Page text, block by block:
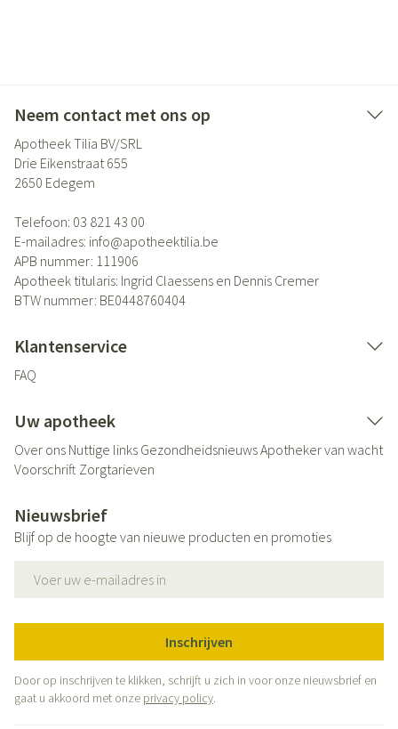
Neem contact met ons op
Apotheek Tilia BV/SRL
Drie Eikenstraat 655
2650 Edegem
Telefoon: 03 821 43 00
E-mailadres: info@apotheektilia.be
APB nummer: 111906
Apotheek titularis: Ingrid Claessens en Dennis Cremer
BTW nummer: BE0448760404
Klantenservice
FAQ
Uw apotheek
Over ons Nuttige links GezondheidsnieuwsApotheker van wacht
Voorschrift Zorgtarieven
Nieuwsbrief
Blijf op de hoogte van nieuwe producten en promoties
Inschrijven
Door op inschrijven te klikken, schrijft u zich in voor onze nieuwsbrief en
gaat u akkoord met onze privacy policy.